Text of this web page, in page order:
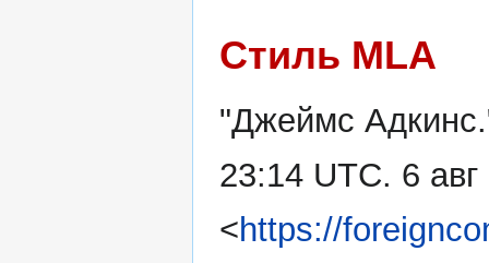
Стиль MLA
"Джеймс
23:14 UTC. 6
<https://